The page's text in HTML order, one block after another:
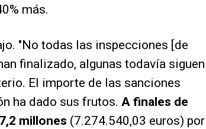
más.
"No todas las inspecciones [de
finalizado, algunas todavía siguen
El importe de las sanciones
ha dado sus frutos. A finales de
millones (7.274.540,03 euros) por